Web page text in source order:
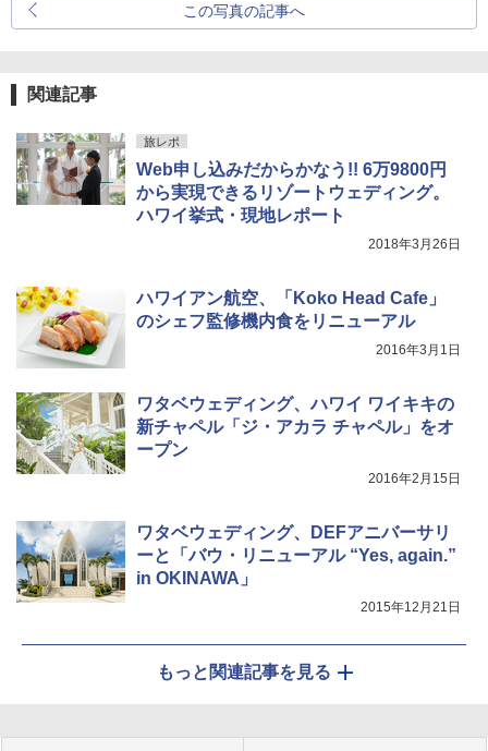
この写真の記事へ
関連記事
旅レポ
Web申し込みだからかなう!! 6万9800円
から実現できるリゾートウェディング。
ハワイ挙式・現地レポート
2018年3月26日
ハワイアン航空、「Koko Head Cafe」
のシェフ監修機内食をリニューアル
2016年3月1日
ワタベウェディング、ハワイ ワイキキの
新チャペル「ジ・アカラ チャペル」をオ
ープン
2016年2月15日
ワタベウェディング、DEFアニバーサリ
ーと「バウ・リニューアル “Yes, again.”
in OKINAWA」
2015年12月21日
もっと関連記事を見る